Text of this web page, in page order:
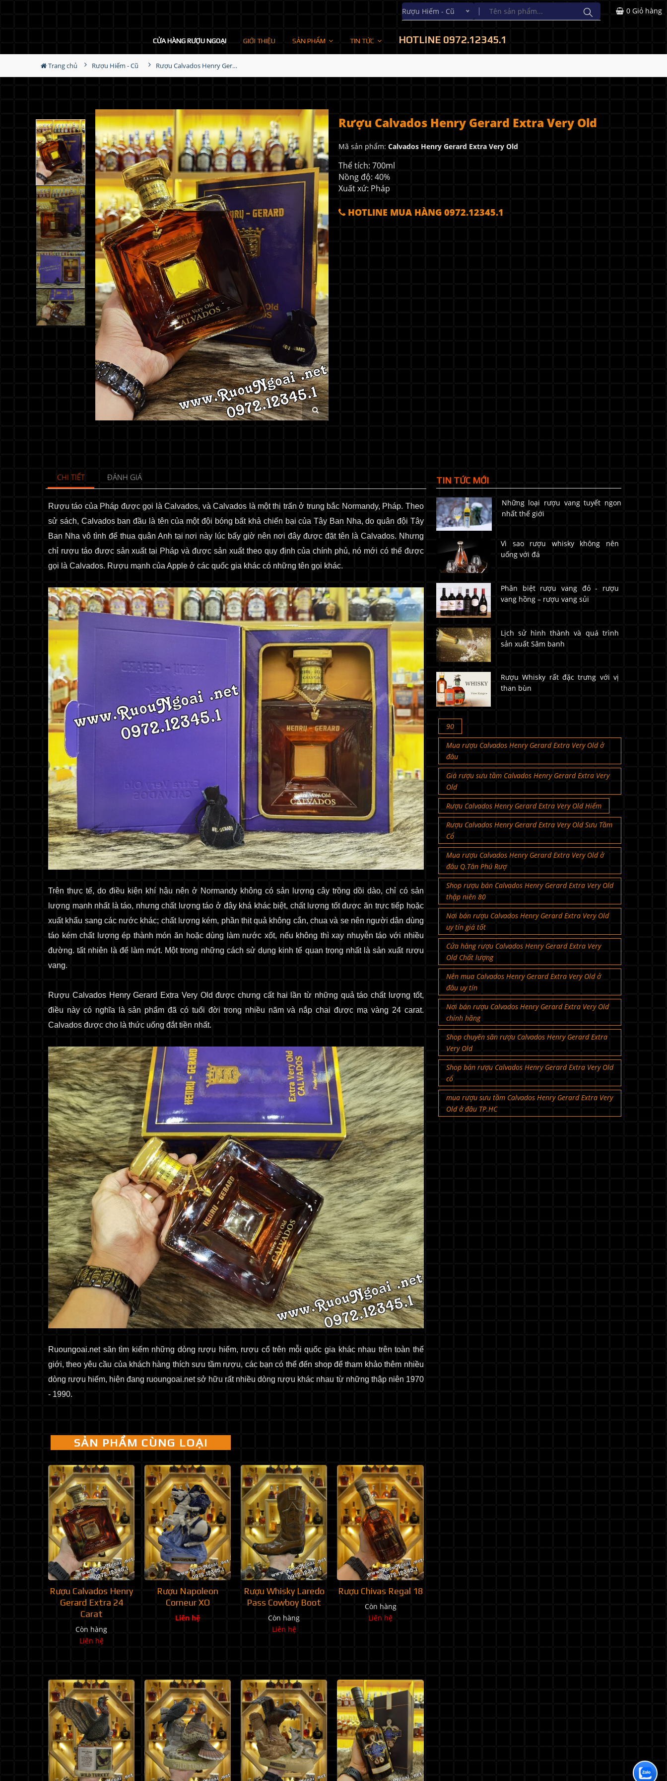
Rượu Hiếm - Cũ
CỬA HÀNG RƯỢU NGOẠI GIỚI THIỆU SẢN PHẨM TIN TỨC HOTLINE 0972.12345.1
0 Giỏ hàng
Trang chủ Rượu Hiếm - Cũ Rượu Calvados Henry Gerard Extra Very Old
Rượu Calvados Henry Gerard Extra Very Old
Mã sản phẩm: Calvados Henry Gerard Extra Very Old
Thể tích: 700ml
Nồng độ: 40%
Xuất xứ: Pháp
HOTLINE MUA HÀNG 0972.12345.1
CHI TIẾT ĐÁNH GIÁ
Rượu táo của Pháp được gọi là Calvados, và Calvados là một thị trấn ở trung bắc Normandy, Pháp. Theo
sử sách, Calvados ban đầu là tên của một đội bóng bất khả chiến bại của Tây Ban Nha, do quân đội Tây
Ban Nha vô tình để thua quân Anh tại nơi này lúc bấy giờ nên nơi đây được đặt tên là Calvados. Nhưng
chỉ rượu táo được sản xuất tại Pháp và được sản xuất theo quy định của chính phủ, nó mới có thể được
gọi là Calvados. Rượu mạnh của Apple ở các quốc gia khác có những tên gọi khác.
Trên thực tế, do điều kiện khí hậu nên ở Normandy không có sản lượng cây trồng dồi dào, chỉ có sản
lượng mạnh nhất là táo, nhưng chất lượng táo ở đây khá khác biệt, chất lượng tốt được ăn trực tiếp hoặc
xuất khẩu sang các nước khác; chất lượng kém, phần thịt quả không cắn, chua và se nên người dân dùng
táo kém chất lượng ép thành món ăn hoặc dùng làm nước xốt, nếu không thì xay nhuyễn táo với nhiều
đường. tất nhiên là để làm mứt. Một trong những cách sử dụng kinh tế quan trọng nhất là sản xuất rượu
vang.
Rượu Calvados Henry Gerard Extra Very Old được chưng cất hai lần từ những quả táo chất lượng tốt,
điều này có nghĩa là sản phẩm đã có tuổi đời trong nhiều năm và nắp chai được mạ vàng 24 carat.
Calvados được cho là thức uống đắt tiền nhất.
Ruoungoai.net săn tìm kiếm những dòng rượu hiếm, rượu cổ trên mỗi quốc gia khác nhau trên toàn thế
giới, theo yêu cầu của khách hàng thích sưu tầm rượu, các bạn có thể đến shop để tham khảo thêm nhiều
dòng rượu hiếm, hiện đang ruoungoai.net sở hữu rất nhiều dòng rượu khác nhau từ những thập niên 1970
- 1990.
SẢN PHẨM CÙNG LOẠI
Rượu Calvados Henry
Gerard Extra 24
Carat
Còn hàng
Liên hệ
Rượu Napoleon
Corneur XO
Liên hệ
Rượu Whisky Laredo
Pass Cowboy Boot
Còn hàng
Liên hệ
Rượu Chivas Regal 18
Còn hàng
Liên hệ
TIN TỨC MỚI
Những loại rượu vang tuyết ngon
nhất thế giới
Vì sao rượu whisky không nên
uống với đá
Phân biệt rượu vang đỏ - rượu
vang hồng – rượu vang sủi
Lịch sử hình thành và quá trình
sản xuất Sâm banh
Rượu Whisky rất đặc trưng với vị
than bùn
90
Mua rượu Calvados Henry Gerard Extra Very Old ở
đâu
Giá rượu sưu tầm Calvados Henry Gerard Extra Very
Old
Rượu Calvados Henry Gerard Extra Very Old Hiếm
Rượu Calvados Henry Gerard Extra Very Old Sưu Tầm
Cổ
Mua rượu Calvados Henry Gerard Extra Very Old ở
đâu Q.Tân Phú Rượ
Shop rượu bán Calvados Henry Gerard Extra Very Old
thập niên 80
Nơi bán rượu Calvados Henry Gerard Extra Very Old
uy tín giá tốt
Cửa hàng rượu Calvados Henry Gerard Extra Very
Old Chất lượng
Nên mua Calvados Henry Gerard Extra Very Old ở
đâu uy tín
Nơi bán rượu Calvados Henry Gerard Extra Very Old
chính hãng
Shop chuyên săn rượu Calvados Henry Gerard Extra
Very Old
Shop bán rượu Calvados Henry Gerard Extra Very Old
cổ
mua rượu sưu tầm Calvados Henry Gerard Extra Very
Old ở đâu TP.HC